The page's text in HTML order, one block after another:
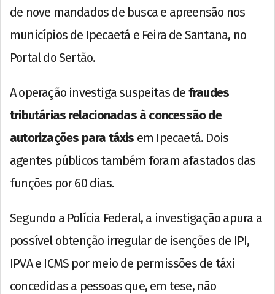
de nove mandados de busca e apreensão nos
municípios de Ipecaetá e Feira de Santana, no
Portal do Sertão.
A operação investiga suspeitas de fraudes
tributárias relacionadas à concessão de
autorizações para táxis em Ipecaetá. Dois
agentes públicos também foram afastados das
funções por 60 dias.
Segundo a Polícia Federal, a investigação apura a
possível obtenção irregular de isenções de IPI,
IPVA e ICMS por meio de permissões de táxi
concedidas a pessoas que, em tese, não